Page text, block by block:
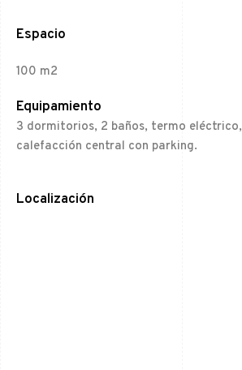
Espacio
100 m2
Equipamiento
3 dormitorios, 2 baños, termo eléctrico,
calefacción central con parking.
Localización